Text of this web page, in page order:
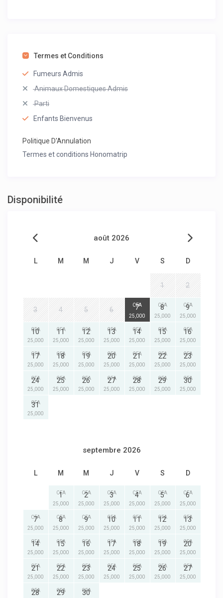
Termes et Conditions
Fumeurs Admis
Animaux Domestiques Admis
Parti
Enfants Bienvenus
Politique D'Annulation
Termes et conditions Honomatrip
Disponibilité
août 2026
L M M J V S D
1 2
3 4 5 6 7
CFA
25,000
8
CFA
25,000
9
CFA
25,000
10
CFA
25,000
11
CFA
25,000
12
CFA
25,000
13
CFA
25,000
14
CFA
25,000
15
CFA
25,000
16
CFA
25,000
17
CFA
25,000
18
CFA
25,000
19
CFA
25,000
20
CFA
25,000
21
CFA
25,000
22
CFA
25,000
23
CFA
25,000
24
CFA
25,000
25
CFA
25,000
26
CFA
25,000
27
CFA
25,000
28
CFA
25,000
29
CFA
25,000
30
CFA
25,000
31
CFA
25,000
septembre 2026
L M M J V S D
1
CFA
25,000
2
CFA
25,000
3
CFA
25,000
4
CFA
25,000
5
CFA
25,000
6
CFA
25,000
7
CFA
25,000
8
CFA
25,000
9
CFA
25,000
10
CFA
25,000
11
CFA
25,000
12
CFA
25,000
13
CFA
25,000
14
CFA
25,000
15
CFA
25,000
16
CFA
25,000
17
CFA
25,000
18
CFA
25,000
19
CFA
25,000
20
CFA
25,000
21
CFA
25,000
22
CFA
25,000
23
CFA
25,000
24
CFA
25,000
25
CFA
25,000
26
CFA
25,000
27
CFA
25,000
28
CFA
29
CFA
30
CFA